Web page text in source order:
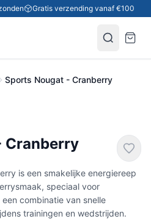
Gratis verzending vanaf €100
Sports Nougat - Cranberry
Cranberry
is een smakelijke energiereep
speciaal voor
combinatie van snelle
trainingen en wedstrijden.